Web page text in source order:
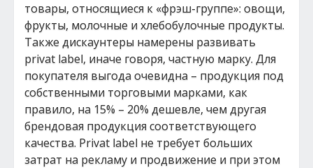
товары, относящиеся к «фрэш-группе»: овощи,
фрукты, молочные и хлебобулочные продукты.
Также дискаунтеры намерены развивать
privat label, иначе говоря, частную марку. Для
покупателя выгода очевидна – продукция под
собственными торговыми марками, как
правило, на 15% – 20% дешевле, чем другая
брендовая продукция соответствующего
качества. Privat label не требует больших
затрат на рекламу и продвижение и при этом